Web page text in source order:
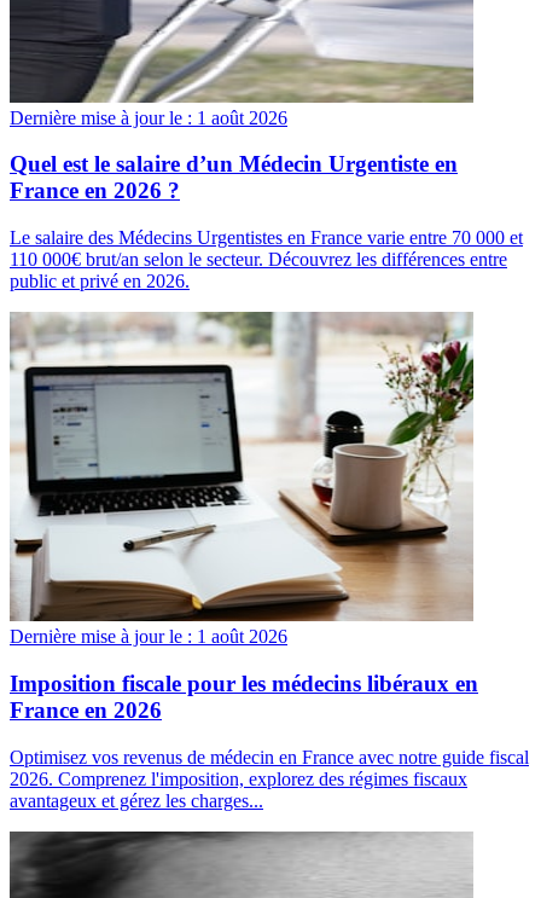
Dernière mise à jour le : 1 août 2026
Quel est le salaire d’un Médecin Urgentiste en
France en 2026 ?
Le salaire des Médecins Urgentistes en France varie entre 70 000 et
110 000€ brut/an selon le secteur. Découvrez les différences entre
public et privé en 2026.
Dernière mise à jour le : 1 août 2026
Imposition fiscale pour les médecins libéraux en
France en 2026
Optimisez vos revenus de médecin en France avec notre guide fiscal
2026. Comprenez l'imposition, explorez des régimes fiscaux
avantageux et gérez les charges...